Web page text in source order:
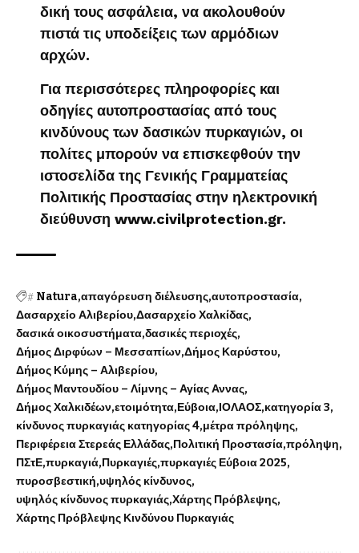
δική τους ασφάλεια, να ακολουθούν
πιστά τις υποδείξεις των αρμόδιων
αρχών.
Για περισσότερες πληροφορίες και
οδηγίες αυτοπροστασίας από τους
κινδύνους των δασικών πυρκαγιών, οι
πολίτες μπορούν να επισκεφθούν την
ιστοσελίδα της Γενικής Γραμματείας
Πολιτικής Προστασίας στην ηλεκτρονική
διεύθυνση www.civilprotection.gr.
# Natura απαγόρευση διέλευσης αυτοπροστασία
Δασαρχείο Αλιβερίου Δασαρχείο Χαλκίδας
δασικά οικοσυστήματα δασικές περιοχές
Δήμος Διρφύων – Μεσσαπίων Δήμος Καρύστου
Δήμος Κύμης – Αλιβερίου
Δήμος Μαντουδίου – Λίμνης – Αγίας Αννας
Δήμος Χαλκιδέων ετοιμότητα Εύβοια ΙΟΛΑΟΣ κατηγορία 3
κίνδυνος πυρκαγιάς κατηγορίας 4 μέτρα πρόληψης
Περιφέρεια Στερεάς Ελλάδας Πολιτική Προστασία πρόληψη
ΠΣτΕ πυρκαγιά Πυρκαγιές πυρκαγιές Εύβοια 2025
πυροσβεστική υψηλός κίνδυνος
υψηλός κίνδυνος πυρκαγιάς Χάρτης Πρόβλεψης
Χάρτης Πρόβλεψης Κινδύνου Πυρκαγιάς